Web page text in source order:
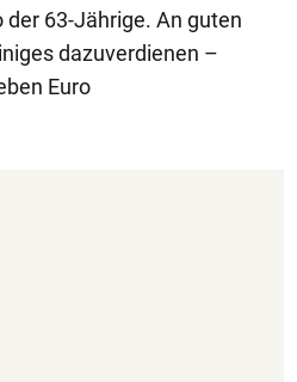
der 63-Jährige. An guten
dazuverdienen –
Euro